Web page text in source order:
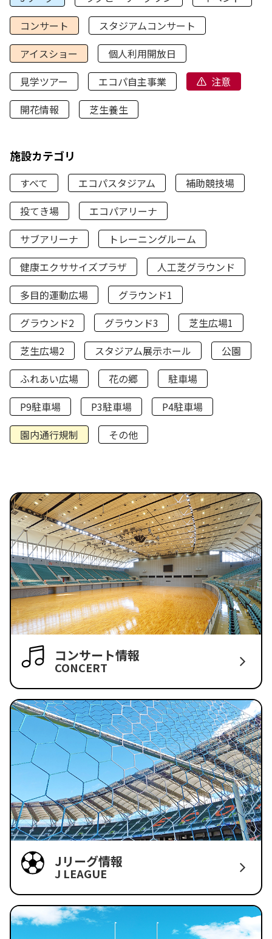
コンサート
スタジアムコンサート
アイスショー
個人利用開放日
見学ツアー
エコパ自主事業
注意
開花情報
芝生養生
施設カテゴリ
すべて エコパスタジアム
補助競技場
投てき場
エコパアリーナ
サブアリーナ
トレーニングルーム
健康エクササイズプラザ
人工芝グラウンド
多目的運動広場
グラウンド1
グラウンド2
グラウンド3
芝生広場1
芝生広場2
スタジアム展示ホール
公園
ふれあい広場
花の郷
駐車場
P9駐車場
P3駐車場
P4駐車場
園内通行規制
その他
コンサート情報
CONCERT
Jリーグ情報
J LEAGUE